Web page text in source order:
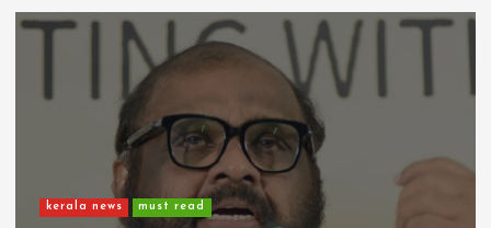
നാടെങ്ങും പൊലീസ് തിരയുന്നു,